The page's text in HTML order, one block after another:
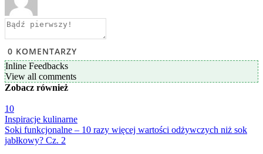
0 KOMENTARZY
Inline Feedbacks
View all comments
Zobacz również
10
Inspiracje kulinarne
Soki funkcjonalne – 10 razy więcej wartości odżywczych niż sok
jabłkowy? Cz. 2